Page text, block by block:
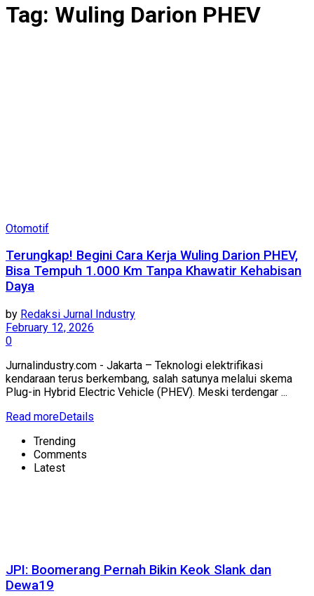
Tag: Wuling Darion PHEV
Otomotif
Terungkap! Begini Cara Kerja Wuling Darion PHEV,
Bisa Tempuh 1.000 Km Tanpa Khawatir Kehabisan
Daya
by Redaksi Jurnal Industry
February 12, 2026
0
Jurnalindustry.com - Jakarta – Teknologi elektrifikasi
kendaraan terus berkembang, salah satunya melalui skema
Plug-in Hybrid Electric Vehicle (PHEV). Meski terdengar ...
Read moreDetails
Trending
Comments
Latest
JPI: Boomerang Pernah Bikin Keok Slank dan
Dewa19